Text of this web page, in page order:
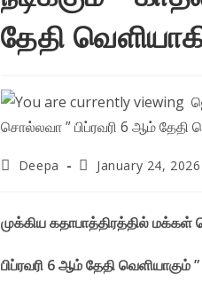
தேதி
PostDeepa
PostJanuary 24, 2026
முக்கிய கதாபாத்திரத்தில்
பிப்ரவரி 6 ஆம் தேதி